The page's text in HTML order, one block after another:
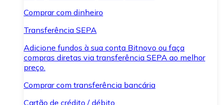
Comprar com dinheiro
Transferência SEPA
Adicione fundos à sua conta Bitnovo ou faça
compras diretas via transferência SEPA ao melhor
preço.
Comprar com transferência bancária
Cartão de crédito / débito